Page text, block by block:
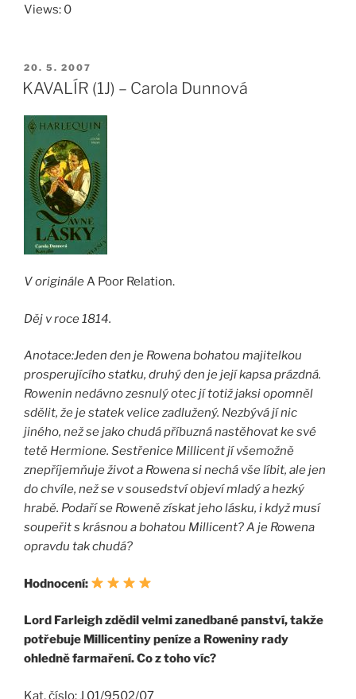
Views: 0
PUBLIKOVÁNO
20. 5. 2007
KAVALÍR (1J) – Carola Dunnová
V origináleA Poor Relation.
Děj v roce 1814.
Anotace:Jeden den je Rowena bohatou majitelkou
prosperujícího statku, druhý den je její kapsa prázdná.
Rowenin nedávno zesnulý otec jí totiž jaksi opomněl
sdělit, že je statek velice zadlužený. Nezbývá jí nic
jiného, než se jako chudá příbuzná nastěhovat ke své
tetě Hermione. Sestřenice Millicent jí všemožně
znepříjemňuje život a Rowena si nechá vše líbit, ale jen
do chvíle, než se v sousedství objeví mladý a hezký
hrabě. Podaří se Roweně získat jeho lásku, i když musí
soupeřit s krásnou a bohatou Millicent? A je Rowena
opravdu tak chudá?
Hodnocení:
Lord Farleigh zdědil velmi zanedbané panství, takže
potřebuje Millicentiny peníze a Roweniny rady
ohledně farmaření. Co z toho víc?
Kat. číslo: J 01/9502/07